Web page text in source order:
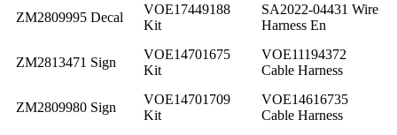
ZM2809995 Decal
VOE17449188
Kit
SA2022-04431 Wire
Harness En
ZM2813471 Sign
VOE14701675
Kit
VOE11194372
Cable Harness
ZM2809980 Sign
VOE14701709
Kit
VOE14616735
Cable Harness